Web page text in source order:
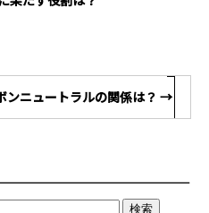
ンニュートラルの関係は？ →